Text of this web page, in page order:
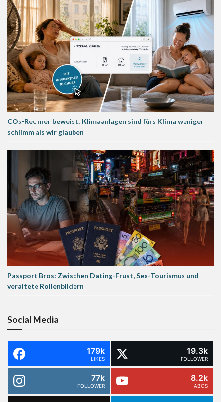
CO₂-Rechner beweist: Klimaanlagen sind fürs Klima weniger
schlimm als wir glauben
Passport Bros: Zwischen Dating-Frust, Sex-Tourismus und
veraltete Rollenbildern
Social Media
179k
LIKES
19.3k
FOLLOWER
77k
FOLLOWER
8.2k
ABOS